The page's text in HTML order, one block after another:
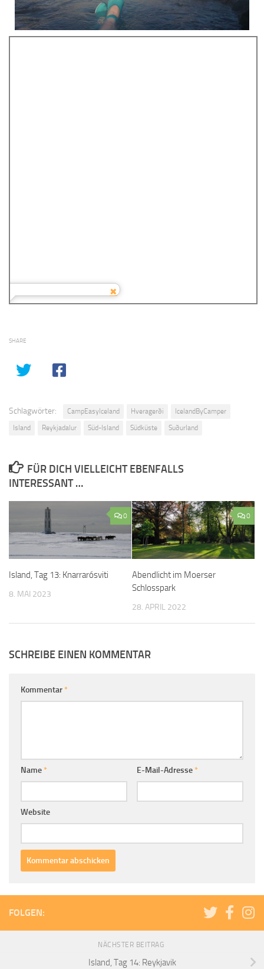
SHARE
Schlagwörter: CampEasyIceland Hveragerði
IcelandByCamper
Island
Reykjadalur Süd-Island Südküste Suðurland
FÜR DICH VIELLEICHT EBENFALLS
INTERESSANT …
0
Island, Tag 13: Knarrarósviti
8. MAI 2023
0
Abendlicht im Moerser
Schlosspark
28. APRIL 2022
SCHREIBE EINEN KOMMENTAR
Kommentar *
Name * E-Mail-Adresse *
Website
FOLGEN:
NÄCHSTER BEITRAG
Island, Tag 14: Reykjavik